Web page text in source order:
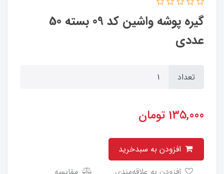
گیره پوشه واشین کد 09 بسته 50
عددی
تعداد
135,000 تومان